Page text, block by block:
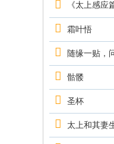
《太上感应
霜叶悟
随缘一贴，
骷髅
圣杯
太上和其妻